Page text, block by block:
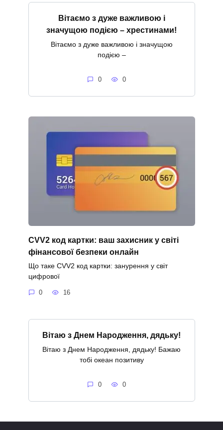
Вітаємо з дуже важливою і
значущою подією – хрестинами!
Вітаємо з дуже важливою і значущою
подією –
0 0
CVV2 код картки: ваш захисник у світі
фінансової безпеки онлайн
Що таке CVV2 код картки: занурення у світ
цифрової
0 16
Вітаю з Днем Народження, дядьку!
Вітаю з Днем Народження, дядьку! Бажаю
тобі океан позитиву
0 0